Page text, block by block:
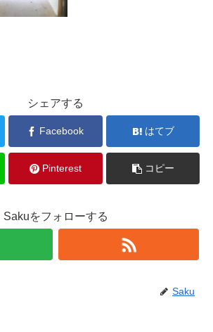
シェアする
Facebook はてブ
Pinterest コピー
Sakuをフォローする
Saku